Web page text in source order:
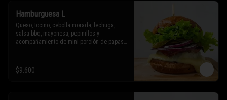
Hamburguesa L
Queso, tocino, cebolla morada, lechuga,
salsa bbq, mayonesa, pepinillos y
acompañamiento de mini porción de papas
* Los ingredientes no son intercambiables.
Sólo puedes solicitar eliminar un
$9.600